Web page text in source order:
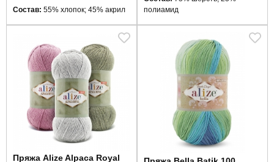
Состав: 55% хлопок; 45% акрил
полиамид
Пряжа Alize Alpaca Royal